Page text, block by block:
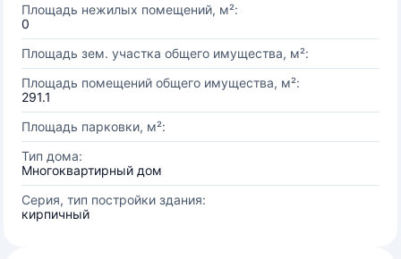
Площадь нежилых помещений, м²:
0
Площадь зем. участка общего имущества, м²:
Площадь помещений общего имущества, м²:
291.1
Площадь парковки, м²:
Тип дома:
Многоквартирный дом
Серия, тип постройки здания:
кирпичный